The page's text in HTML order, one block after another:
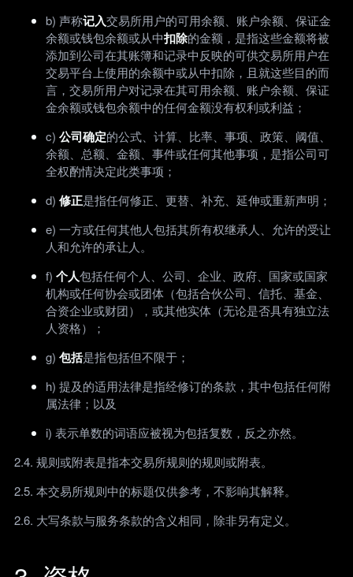
b) 声称记入交易所用户的可用余额、账户余额、保证金
余额或钱包余额或从中扣除的金额，是指这些金额将被
添加到公司在其账簿和记录中反映的可供交易所用户在
交易平台上使用的余额中或从中扣除，且就这些目的而
言，交易所用户对记录在其可用余额、账户余额、保证
金余额或钱包余额中的任何金额没有权利或利益；
c) 公司确定的公式、计算、比率、事项、政策、阈值、
余额、总额、金额、事件或任何其他事项，是指公司可
全权酌情决定此类事项；
d) 修正是指任何修正、更替、补充、延伸或重新声明；
e) 一方或任何其他人包括其所有权继承人、允许的受让
人和允许的承让人。
f) 个人包括任何个人、公司、企业、政府、国家或国家
机构或任何协会或团体（包括合伙公司、信托、基金、
合资企业或财团），或其他实体（无论是否具有独立法
人资格）；
g) 包括是指包括但不限于；
h) 提及的适用法律是指经修订的条款，其中包括任何附
属法律；以及
i) 表示单数的词语应被视为包括复数，反之亦然。
2.4. 规则或附表是指本交易所规则的规则或附表。
2.5. 本交易所规则中的标题仅供参考，不影响其解释。
2.6. 大写条款与服务条款的含义相同，除非另有定义。